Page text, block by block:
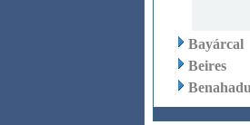
Bayárcal
Beires